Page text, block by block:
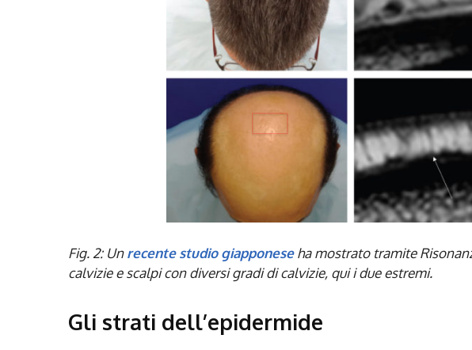
Fig. 2: Unrecente studio giapponeseha mostrato tramite
calvizie e scalpi con diversi gradi di calvizie, qui i due estremi.
Gli strati dell’epidermide